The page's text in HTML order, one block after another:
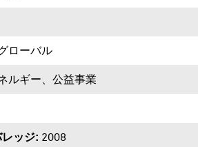
ローバル
ルギー、公益事業
ッジ 2008